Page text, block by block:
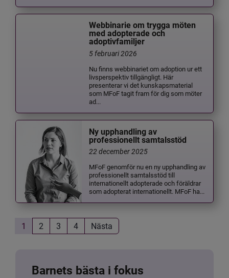
Webbinarie om trygga möten
med adopterade och
adoptivfamiljer
5 februari 2026
Nu finns webbinariet om adoption ur ett
livsperspektiv tillgängligt. Här
presenterar vi det kunskapsmaterial
som MFoF tagit fram för dig som möter
ad...
Ny upphandling av
professionellt samtalsstöd
22 december 2025
MFoF genomför nu en ny upphandling av
professionellt samtalsstöd till
internationellt adopterade och föräldrar
som adopterat internationellt. MFoF ha...
1 2 3 4 Nästa
Barnets bästa i fokus